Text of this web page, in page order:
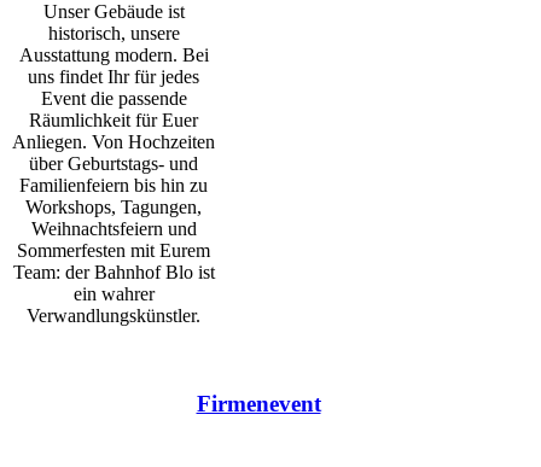
Unser Gebäude ist
historisch, unsere
Ausstattung modern. Bei
uns findet Ihr für jedes
Event die passende
Räumlichkeit für Euer
Anliegen. Von Hochzeiten
über Geburtstags- und
Familienfeiern bis hin zu
Workshops, Tagungen,
Weihnachtsfeiern und
Sommerfesten mit Eurem
Team: der Bahnhof Blo ist
ein wahrer
Verwandlungskünstler.
Firmenevent